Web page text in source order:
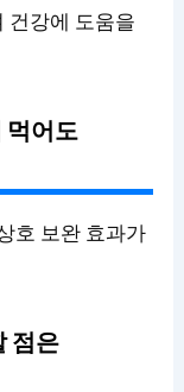
건강에 도움을
먹어도
호 보완 효과가
점은